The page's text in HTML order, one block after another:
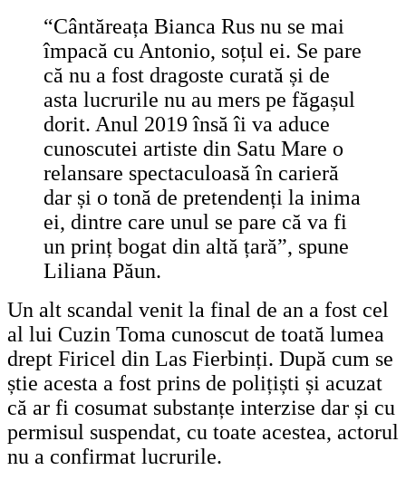
“Cântăreața Bianca Rus nu se mai
împacă cu Antonio, soțul ei. Se pare
că nu a fost dragoste curată și de
asta lucrurile nu au mers pe făgașul
dorit. Anul 2019 însă îi va aduce
cunoscutei artiste din Satu Mare o
relansare spectaculoasă în carieră
dar și o tonă de pretendenți la inima
ei, dintre care unul se pare că va fi
un prinț bogat din altă țară”, spune
Liliana Păun.
Un alt scandal venit la final de an a fost cel
al lui Cuzin Toma cunoscut de toată lumea
drept Firicel din Las Fierbinți. După cum se
știe acesta a fost prins de polițiști și acuzat
că ar fi cosumat substanțe interzise dar și cu
permisul suspendat, cu toate acestea, actorul
nu a confirmat lucrurile.